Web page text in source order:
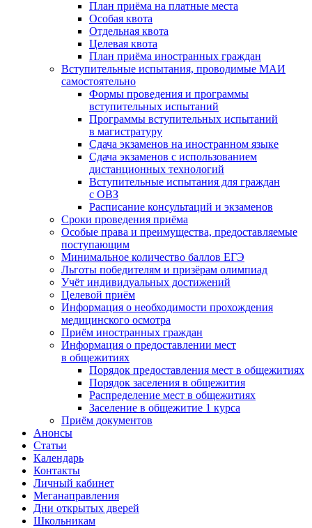
План приёма на платные места
Особая квота
Отдельная квота
Целевая квота
План приёма иностранных граждан
Вступительные испытания, проводимые МАИ
самостоятельно
Формы проведения и программы
вступительных испытаний
Программы вступительных испытаний
в магистратуру
Сдача экзаменов на иностранном языке
Сдача экзаменов с использованием
дистанционных технологий
Вступительные испытания для граждан
с ОВЗ
Расписание консультаций и экзаменов
Сроки проведения приёма
Особые права и преимущества, предоставляемые
поступающим
Минимальное количество баллов ЕГЭ
Льготы победителям и призёрам олимпиад
Учёт индивидуальных достижений
Целевой приём
Информация о необходимости прохождения
медицинского осмотра
Приём иностранных граждан
Информация о предоставлении мест
в общежитиях
Порядок предоставления мест в общежитиях
Порядок заселения в общежития
Распределение мест в общежитиях
Заселение в общежитие 1 курса
Приём документов
Анонсы
Статьи
Календарь
Контакты
Личный кабинет
Меганаправления
Дни открытых дверей
Школьникам